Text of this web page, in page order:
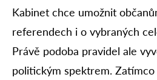
Kabinet chce umožnit
referendech i o vybraných
Právě podoba pravidel ale
politickým spektrem. Zatímco